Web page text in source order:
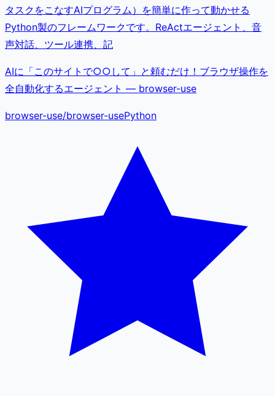
タスクをこなすAIプログラム）を簡単に作って動かせる
Python製のフレームワークです。ReActエージェント、音
声対話、ツール連携、記
AIに「このサイトで○○して」と頼むだけ！ブラウザ操作を
全自動化するエージェント — browser-use
browser-use/browser-usePython